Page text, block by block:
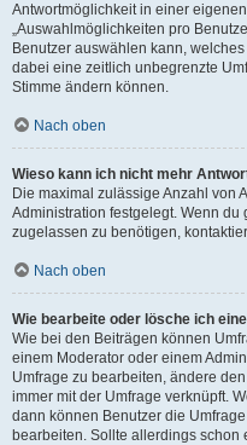
Antwortmöglichkeit in einer
„Auswahlmöglichkeiten pro
Benutzer auswählen kann,
dabei eine zeitlich unbegrenzte
Stimme ändern können.
Nach oben
Wieso kann ich nicht mehr
Die maximal zulässige Anzahl von
Administration festgelegt. Wenn
zugelassen zu benötigen,
Nach oben
Wie bearbeite oder lösche ich
Wie bei den Beiträgen können
einem Moderator oder einem
Umfrage zu bearbeiten, ändere
immer mit der Umfrage verknüpft.
dann können Benutzer die
bearbeiten. Sollte allerdings schon